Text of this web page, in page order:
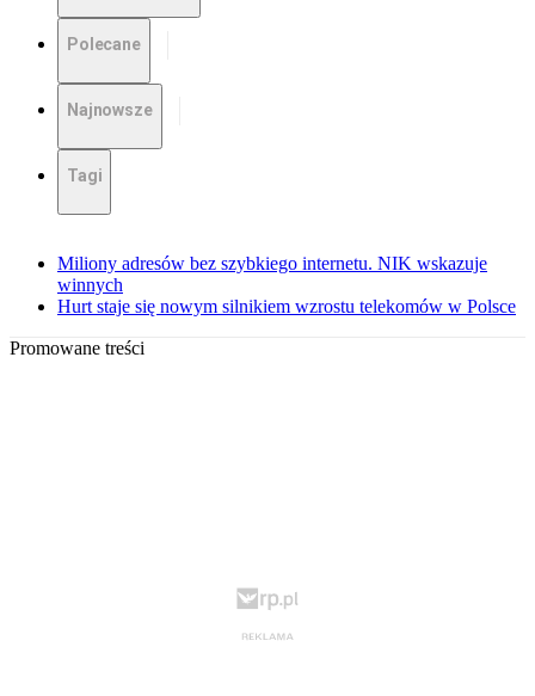
Polecane
Najnowsze
Tagi
Miliony adresów bez szybkiego internetu. NIK wskazuje
winnych
Hurt staje się nowym silnikiem wzrostu telekomów w Polsce
Promowane treści